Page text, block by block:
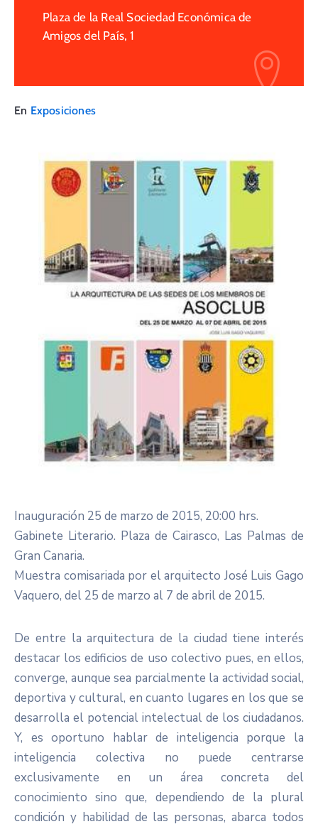
Plaza de la Real Sociedad Económica de
Amigos del País, 1
En Exposiciones
Inauguración 25 de marzo de 2015, 20:00 hrs.
Gabinete Literario. Plaza de Cairasco, Las Palmas de
Gran Canaria.
Muestra comisariada por el arquitecto José Luis Gago
Vaquero, del 25 de marzo al 7 de abril de 2015.
De entre la arquitectura de la ciudad tiene interés
destacar los edificios de uso colectivo pues, en ellos,
converge, aunque sea parcialmente la actividad social,
deportiva y cultural, en cuanto lugares en los que se
desarrolla el potencial intelectual de los ciudadanos.
Y, es oportuno hablar de inteligencia porque la
inteligencia colectiva no puede centrarse
exclusivamente en un área concreta del
conocimiento sino que, dependiendo de la plural
condición y habilidad de las personas, abarca todos